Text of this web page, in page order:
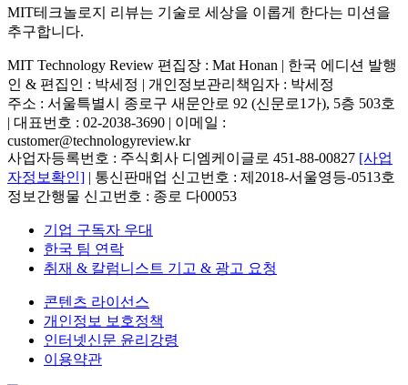
MIT테크놀로지 리뷰는 기술로 세상을 이롭게 한다는 미션을
추구합니다.
MIT Technology Review 편집장 : Mat Honan | 한국 에디션 발행
인 & 편집인 : 박세정 | 개인정보관리책임자 : 박세정
주소 : 서울특별시 종로구 새문안로 92 (신문로1가), 5층 503호
| 대표번호 : 02-2038-3690 | 이메일 :
customer@technologyreview.kr
사업자등록번호 : 주식회사 디엠케이글로 451-88-00827 [사업
자정보확인] | 통신판매업 신고번호 : 제2018-서울영등-0513호
정보간행물 신고번호 : 종로 다00053
기업 구독자 우대
한국 팀 연락
취재 & 칼럼니스트 기고 & 광고 요청
콘텐츠 라이선스
개인정보 보호정책
인터넷신문 윤리강령
이용약관